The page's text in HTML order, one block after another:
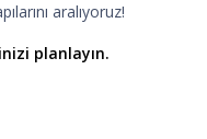
aralıyoruz!
planlayın.